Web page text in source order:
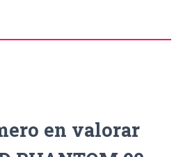
en valorar